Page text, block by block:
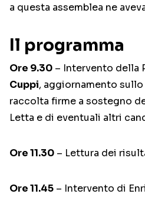
a questa assemblea ne
Il programma
Ore 9.30 – Intervento della
Cuppi, aggiornamento
raccolta firme a sostegno
Letta e di eventuali altri
Ore 11.30 – Lettura dei
Ore 11.45 – Intervento di